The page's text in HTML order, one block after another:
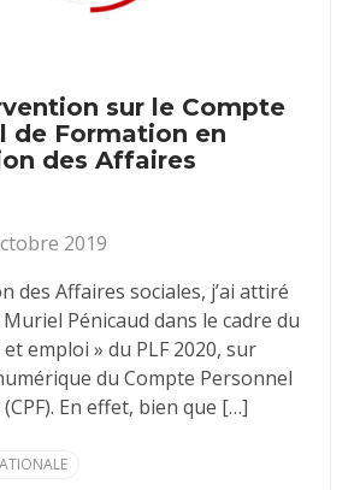
sur le Compte
de Formation en
des Affaires
2019
des Affaires sociales, j’ai attiré
Pénicaud dans le cadre du
emploi » du PLF 2020, sur
du Compte Personnel
En effet, bien que […]